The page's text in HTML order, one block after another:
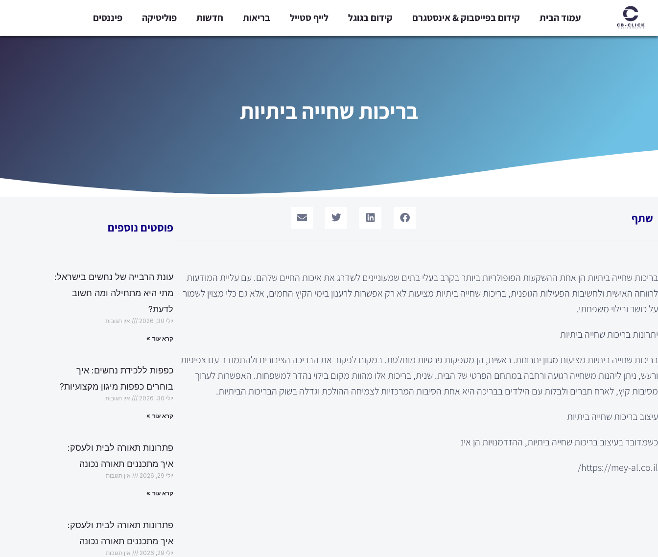
לתוכן
עמוד הבית קידום בפייסבוק & אינסטגרם קידום בגוגל לייף סטייל בריאות חדשות פוליטיקה פיננסים
בריכות שחייה ביתיות
שתף
בריכות שחייה ביתיות הן אחת ההשקעות הפופולריות ביותר בקרב בעלי בתים שמעוניינים לשדרג את איכות החיים שלהם. עם עליית המודעות
לרווחה האישית ולחשיבות הפעילות הגופנית, בריכות שחייה ביתיות מציעות לא רק אפשרות לרענון בימי הקיץ החמים, אלא גם כלי מצוין לשמור
על כושר ובילוי משפחתי.
יתרונות בריכות שחייה ביתיות
בריכות שחייה ביתיות מציעות מגוון יתרונות. ראשית, הן מספקות פרטיות מוחלטת. במקום לפקוד את הבריכה הציבורית ולהתמודד עם צפיפות
ורעש, ניתן ליהנות משחייה רגועה ורחבה במתחם הפרטי של הבית. שנית, בריכות אלו מהוות מקום בילוי נהדר למשפחות. האפשרות לערוך
מסיבות קיץ, לארח חברים ולבלות עם הילדים בבריכה היא אחת הסיבות המרכזיות לצמיחה ההולכת וגדלה בשוק הבריכות הביתיות.
עיצוב בריכות שחייה ביתיות
כשמדובר בעיצוב בריכות שחייה ביתיות, ההזדמנויות הן אינ
https://mey-al.co.il/
פוסטים נוספים
עונת הרבייה של נחשים בישראל:
מתי היא מתחילה ומה חשוב
לדעת?
יולי 30, 2026 אין תגובות
קרא עוד »
כפפות ללכידת נחשים: איך
בוחרים כפפות מיגון מקצועיות?
יולי 30, 2026 אין תגובות
קרא עוד »
פתרונות תאורה לבית ולעסק:
איך מתכננים תאורה נכונה
יולי 29, 2026 אין תגובות
קרא עוד »
פתרונות תאורה לבית ולעסק:
איך מתכננים תאורה נכונה
יולי 29, 2026 אין תגובות